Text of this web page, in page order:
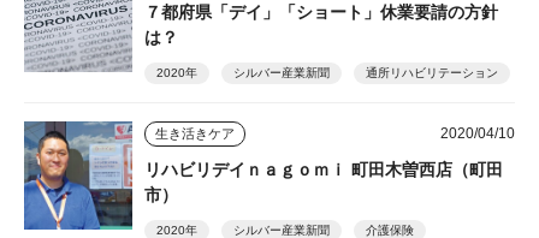
７都府県「デイ」「ショート」休業要請の方針
は？
2020年 シルバー産業新聞 通所リハビリテーション
生き活きケア 2020/04/10
リハビリデイｎａｇｏｍｉ 町田木曽西店（町田
市）
2020年 シルバー産業新聞 介護保険